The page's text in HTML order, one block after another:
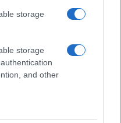
storage
storage
and other
– Εκκενώθηκε